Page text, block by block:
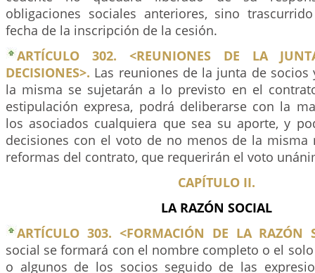
obligaciones sociales anteriores, sino
fecha de la inscripción de la cesión.
ARTÍCULO 302. <REUNIONES DE LA
DECISIONES>. Las reuniones de la junta de socios
la misma se sujetarán a lo previsto en el
estipulación expresa, podrá deliberarse con la
los asociados cualquiera que sea su aporte, y
decisiones con el voto de no menos de la misma
reformas del contrato, que requerirán el voto
CAPÍTULO II.
LA RAZÓN SOCIAL
ARTÍCULO 303. <FORMACIÓN DE LA RAZÓN
social se formará con el nombre completo o el
o algunos de los socios seguido de las